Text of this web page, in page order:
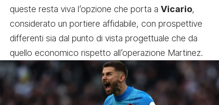
queste resta viva l’opzione che porta a Vicario,
considerato un portiere affidabile, con prospettive
differenti sia dal punto di vista progettuale che da
quello economico rispetto all’operazione Martinez.